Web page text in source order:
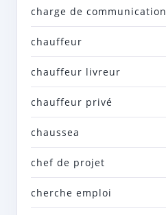
charge de communication
chauffeur
chauffeur livreur
chauffeur privé
chaussea
chef de projet
cherche emploi